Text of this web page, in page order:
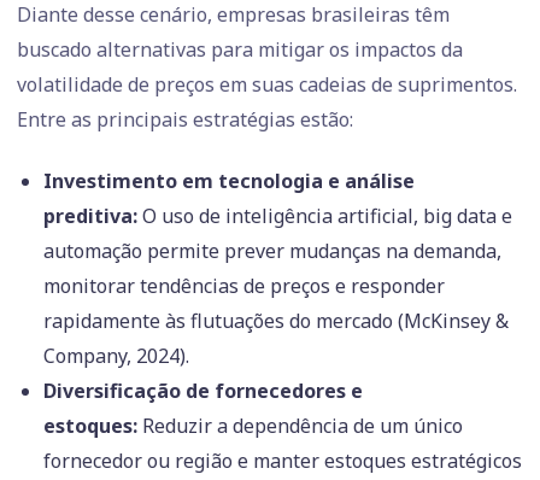
Diante desse cenário, empresas brasileiras têm
buscado alternativas para mitigar os impactos da
volatilidade de preços em suas cadeias de suprimentos.
Entre as principais estratégias estão:
Investimento em tecnologia e análise
preditiva:O uso de inteligência artificial, big data e
automação permite prever mudanças na demanda,
monitorar tendências de preços e responder
rapidamente às flutuações do mercado (McKinsey &
Company, 2024).
Diversificação de fornecedores e
estoques:Reduzir a dependência de um único
fornecedor ou região e manter estoques estratégicos